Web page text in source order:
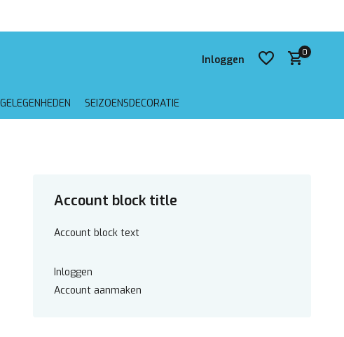
Inloggen
0
SEIZOENSDECORATIE
Account block title
Account block text
Inloggen
Account aanmaken